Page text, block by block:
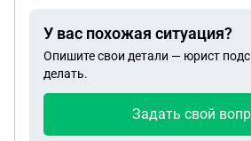
У вас похожая ситуация?
Опишите свои детали — юрист
делать.
Задать свой